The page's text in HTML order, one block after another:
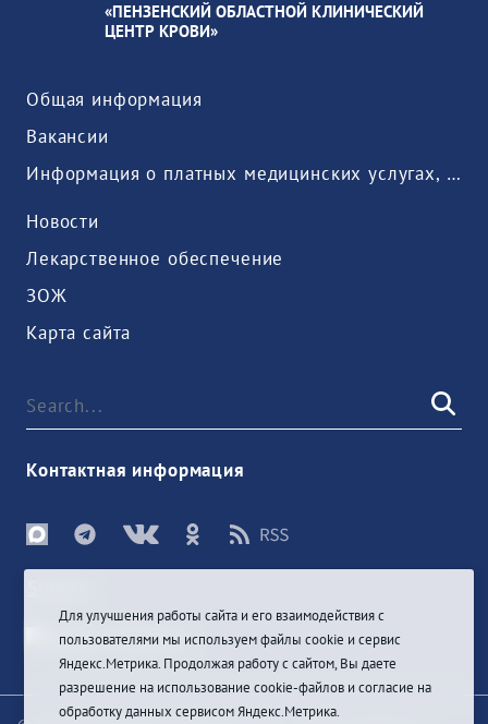
«ПЕНЗЕНСКИЙ ОБЛАСТНОЙ КЛИНИЧЕСКИЙ
ЦЕНТР КРОВИ»
Общая информация
Вакансии
Информация о платных медицинских услугах, предоставляемых медицинской организацией
Новости
Лекарственное обеспечение
ЗОЖ
Карта сайта
Контактная информация
Для улучшения работы сайта и его взаимодействия с
пользователями мы используем файлы cookie и сервис
Яндекс.Метрика. Продолжая работу с сайтом, Вы даете
разрешение на использование cookie-файлов и согласие на
обработку данных сервисом Яндекс.Метрика.